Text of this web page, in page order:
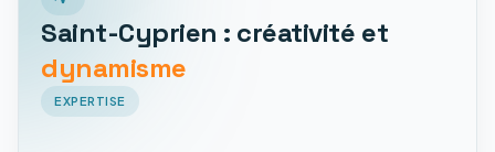
Saint-Cyprien : créativité et
dynamisme
EXPERTISE